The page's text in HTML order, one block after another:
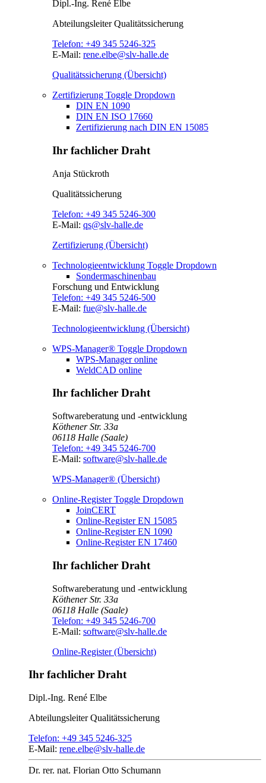
Dipl.-Ing. René Elbe
AbteilungsleiterQualitätssicherung
Telefon: +49 345 5246-325
E-Mail: rene.elbe@slv-halle.de
Qualitätssicherung (Übersicht)
Zertifizierung Toggle Dropdown
DIN EN 1090
DIN EN ISO 17660
Zertifizierung nach DIN EN 15085
Ihr fachlicher Draht
Anja Stückroth
Qualitätssicherung
Telefon: +49 345 5246-300
E-Mail: qs@slv-halle.de
Zertifizierung (Übersicht)
Technologieentwicklung Toggle Dropdown
Sondermaschinenbau
Forschung und Entwicklung
Telefon: +49 345 5246-500
E-Mail: fue@slv-halle.de
Technologieentwicklung (Übersicht)
WPS-Manager® Toggle Dropdown
WPS-Manager online
WeldCAD online
Ihr fachlicher Draht
Softwareberatung und -entwicklung
Köthener Str. 33a
06118 Halle (Saale)
Telefon: +49 345 5246-700
E-Mail: software@slv-halle.de
WPS-Manager® (Übersicht)
Online-RegisterToggle Dropdown
JoinCERT
Online-Register EN 15085
Online-Register EN 1090
Online-Register EN 17460
Ihr fachlicher Draht
Softwareberatung und -entwicklung
Köthener Str. 33a
06118 Halle (Saale)
Telefon: +49 345 5246-700
E-Mail: software@slv-halle.de
Online-Register (Übersicht)
Ihr fachlicher Draht
Dipl.-Ing. René Elbe
AbteilungsleiterQualitätssicherung
Telefon: +49 345 5246-325
E-Mail: rene.elbe@slv-halle.de
Dr. rer. nat. Florian Otto Schumann